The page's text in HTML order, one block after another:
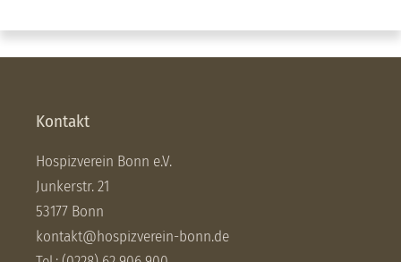
Kontakt
Hospizverein Bonn e.V.
Junkerstr. 21
53177 Bonn
kontakt@hospizverein-bonn.de